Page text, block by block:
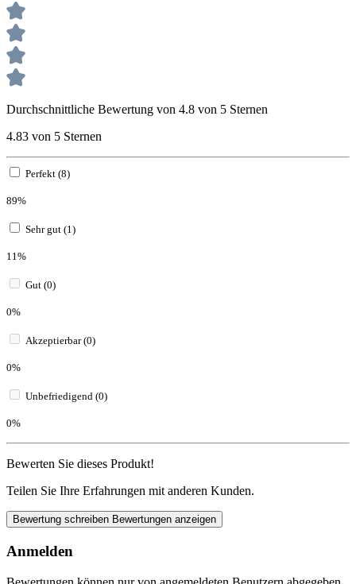
Durchschnittliche Bewertung von 4.8 von 5 Sternen
4.83 von 5 Sternen
Perfekt (8)
89%
Sehr gut (1)
11%
Gut (0)
0%
Akzeptierbar (0)
0%
Unbefriedigend (0)
0%
Bewerten Sie dieses Produkt!
Teilen Sie Ihre Erfahrungen mit anderen Kunden.
Bewertung schreiben Bewertungen anzeigen
Anmelden